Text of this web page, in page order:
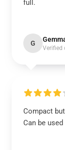
full.
G
Verified
Compact
Can be